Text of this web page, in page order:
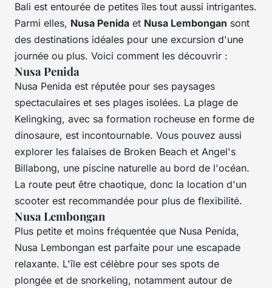
Bali est entourée de petites îles tout aussi intrigantes.
Parmi elles, Nusa Penida et Nusa Lembongan sont
des destinations idéales pour une excursion d'une
journée ou plus. Voici comment les découvrir :
Nusa Penida
Nusa Penida est réputée pour ses paysages
spectaculaires et ses plages isolées. La plage de
Kelingking, avec sa formation rocheuse en forme de
dinosaure, est incontournable. Vous pouvez aussi
explorer les falaises de Broken Beach et Angel's
Billabong, une piscine naturelle au bord de l'océan.
La route peut être chaotique, donc la location d'un
scooter est recommandée pour plus de flexibilité.
Nusa Lembongan
Plus petite et moins fréquentée que Nusa Penida,
Nusa Lembongan est parfaite pour une escapade
relaxante. L'île est célèbre pour ses spots de
plongée et de snorkeling, notamment autour de